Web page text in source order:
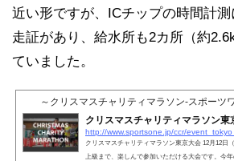
近い形ですが、ICチップの時間計
走証があり、給水所も2カ所（約
ていました。
～クリスマスチャリティマラソン-スポーツ
クリスマスチャリティマラソン
http://www.sportsone.jp/ccr/
クリスマスチャリティマラソン東京大会 12月12
上級まで、楽しんで参加いただける大会です。今